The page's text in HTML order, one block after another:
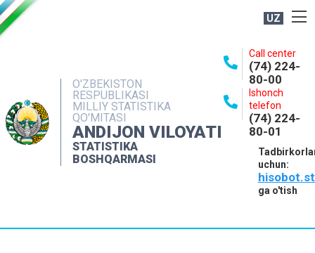
UZ
O'ZBEKISTON
RESPUBLIKASI
MILLIY STATISTIKA
QO'MITASI
ANDIJON VILOYATI
STATISTIKA
BOSHQARMASI
Call center
(74) 224-
80-00
Ishonch
telefon
(74) 224-
80-01
uchun:
ga o'tish
NASHRLAR
INTERAKTIV XIZMATLAR
MATBUOT XIZMATI
MUROJAATLAR